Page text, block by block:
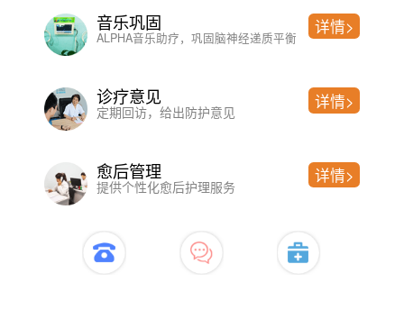
问题严重程度、简单便捷
病史、制定科学检测方案
情况，以排查躯体性因素
沙盘游戏
洞见人的内
催眠疗法
借助暗示性语
认知行为
改变不合理